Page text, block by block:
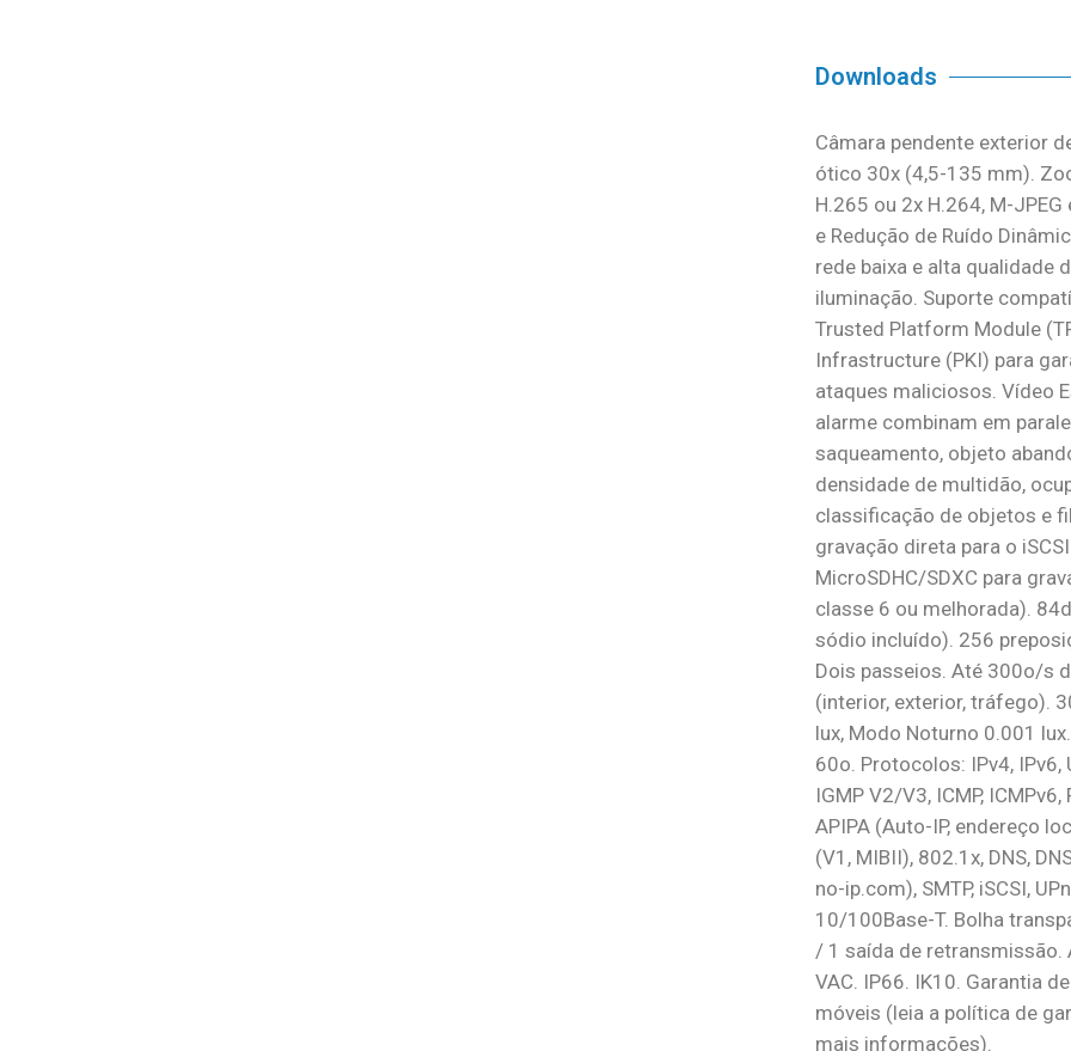
Downloads
Câmara pendente exterior
ótico 30x (4,5-135 mm).
H.265 ou 2x H.264, M-
e Redução de Ruído
rede baixa e alta qualidade
iluminação. Suporte
Trusted Platform Module
Infrastructure (PKI) para
ataques maliciosos. Vídeo
alarme combinam em
saqueamento, objeto
densidade de multidão,
classificação de objetos e
gravação direta para o
MicroSDHC/SDXC para
classe 6 ou melhorada).
sódio incluído). 256
Dois passeios. Até 300o/s
(interior, exterior, tráfego).
lux, Modo Noturno 0.001
60o. Protocolos: IPv4, IPv6,
IGMP V2/V3, ICMP, ICMPv6,
APIPA (Auto-IP, endereço
(V1, MIBII), 802.1x, DNS,
no-ip.com), SMTP, iSCSI,
10/100Base-T. Bolha
/ 1 saída de retransmissão.
VAC. IP66. IK10. Garantia
móveis (leia a política de
mais informações).